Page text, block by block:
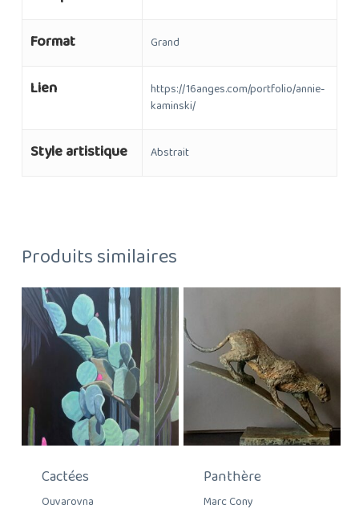
Format Grand
Lien
https://16anges.com/portfolio/annie-
kaminski/
Style artistique Abstrait
Produits similaires
Cactées
Ouvarovna
Panthère
Marc Cony